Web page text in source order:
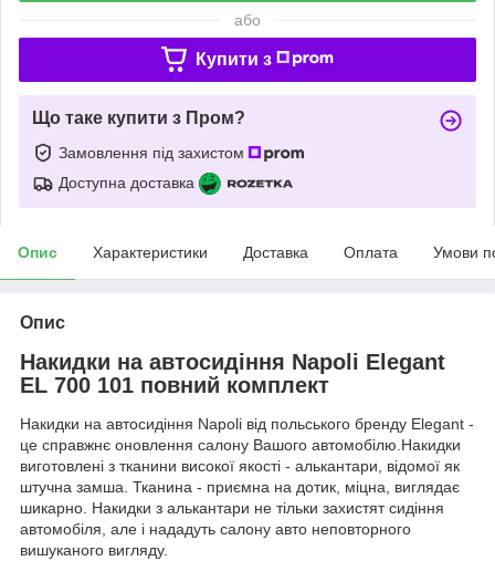
або
Купити з
Що таке купити з Пром?
Замовлення під захистом
Доступна доставка
Опис Характеристики Доставка Оплата Умови
Опис
Накидки на автосидіння Napoli Elegant
EL 700 101 повний комплект
Накидки на автосидіння Napoli від польського бренду Elegant -
це справжнє оновлення салону Вашого автомобілю.Накидки
виготовлені з тканини високої якості - алькантари, відомої як
штучна замша. Тканина - приємна на дотик, міцна, виглядає
шикарно. Накидки з алькантари не тільки захистят сидіння
автомобіля, але і нададуть салону авто неповторного
вишуканого вигляду.